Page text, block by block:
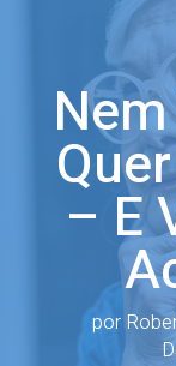
– E
por